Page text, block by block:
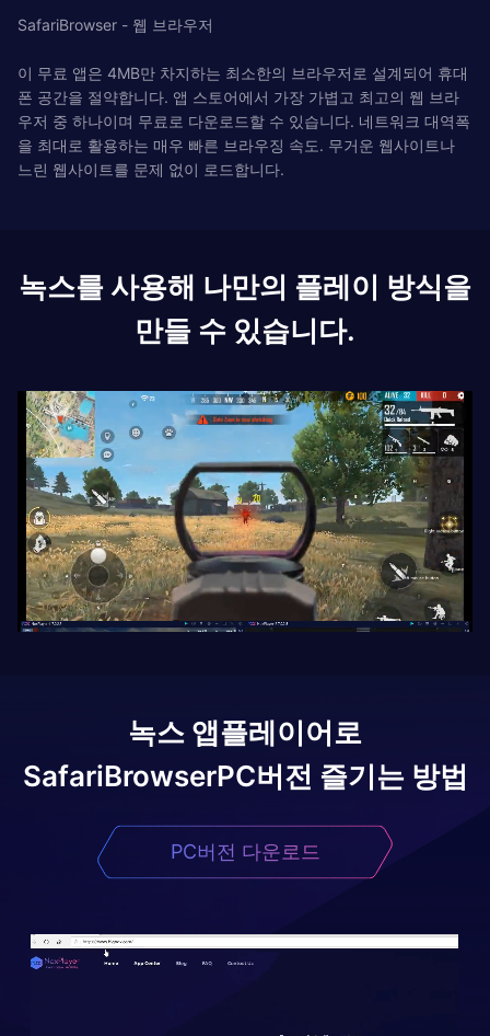
SafariBrowser - 웹 브라우저
이 무료 앱은 4MB만 차지하는 최소한의 브라우저로 설계되어 휴대
폰 공간을 절약합니다. 앱 스토어에서 가장 가볍고 최고의 웹 브라
우저 중 하나이며 무료로 다운로드할 수 있습니다. 네트워크 대역폭
을 최대로 활용하는 매우 빠른 브라우징 속도. 무거운 웹사이트나
느린 웹사이트를 문제 없이 로드합니다.
녹스를 사용해 나만의 플레이 방식을
만들 수 있습니다.
녹스 앱플레이어로
SafariBrowserPC버전 즐기는 방법
PC버전 다운로드